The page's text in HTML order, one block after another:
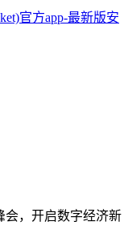
会，开启数字经济新